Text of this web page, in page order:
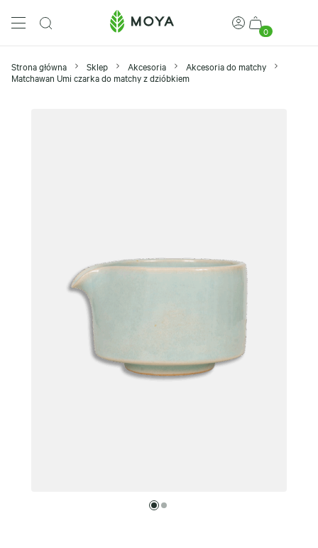
0
Strona główna Sklep Akcesoria
Akcesoria do matchy
Matchawan Umi czarka do matchy z dzióbkiem